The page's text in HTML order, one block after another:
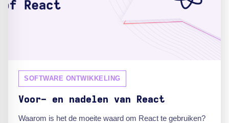
SOFTWARE ONTWIKKELING
Voor- en nadelen van React
Waarom is het de moeite waard om React te gebruiken?